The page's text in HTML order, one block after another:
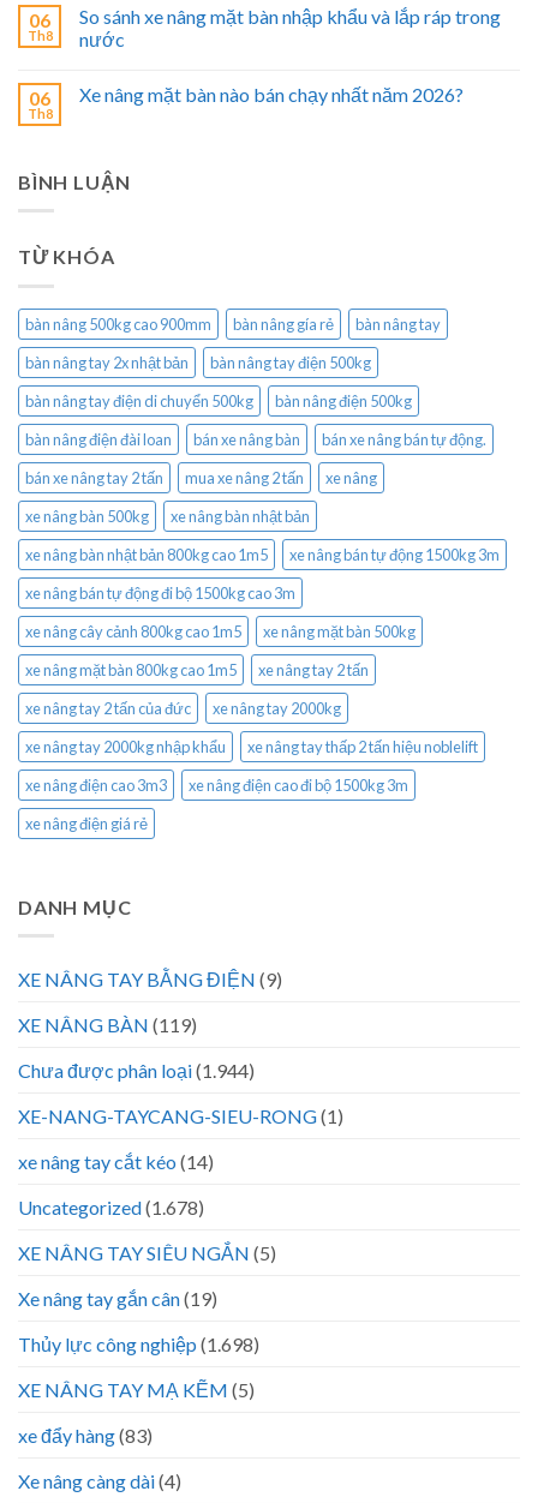
06
Th8
So sánh xe nâng mặt bàn nhập khẩu và lắp ráp trong
nước
06
Th8
Xe nâng mặt bàn nào bán chạy nhất năm 2026?
BÌNH LUẬN
TỪ KHÓA
bàn nâng 500kg cao 900mm bàn nâng gía rẻ
bàn nâng tay
bàn nâng tay 2x nhật bản
bàn nâng tay điện 500kg
bàn nâng tay điện di chuyển 500kg
bàn nâng điện 500kg
bàn nâng điện đài loan
bán xe nâng bàn
bán xe nâng bán tự động.
bán xe nâng tay 2 tấn
mua xe nâng 2 tấn
xe nâng
xe nâng bàn 500kg
xe nâng bàn nhật bản
xe nâng bàn nhật bản 800kg cao 1m5
xe nâng bán tự động 1500kg 3m
xe nâng bán tự động đi bộ 1500kg cao 3m
xe nâng cây cảnh 800kg cao 1m5
xe nâng mặt bàn 500kg
xe nâng mặt bàn 800kg cao 1m5
xe nâng tay 2 tấn
xe nâng tay 2 tấn của đức
xe nâng tay 2000kg
xe nâng tay 2000kg nhập khẩu
xe nâng tay thấp 2 tấn hiệu noblelift
xe nâng điện cao 3m3
xe nâng điện cao đi bộ 1500kg 3m
xe nâng điện giá rẻ
DANH MỤC
XE NÂNG TAY BẰNG ĐIỆN (9)
XE NÂNG BÀN (119)
Chưa được phân loại(1.944)
XE-NANG-TAYCANG-SIEU-RONG(1)
xe nâng tay cắt kéo (14)
Uncategorized(1.678)
XE NÂNG TAY SIÊU NGẮN (5)
Xe nâng tay gắn cân(19)
Thủy lực công nghiệp (1.698)
XE NÂNG TAY MẠ KẼM (5)
xe đẩy hàng(83)
Xe nâng càng dài(4)